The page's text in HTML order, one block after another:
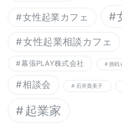
女性起業カフェ
女性起業相談カフェ
幕張PLAY株式会社 挑戦
相談会 石井貴美子
起業家